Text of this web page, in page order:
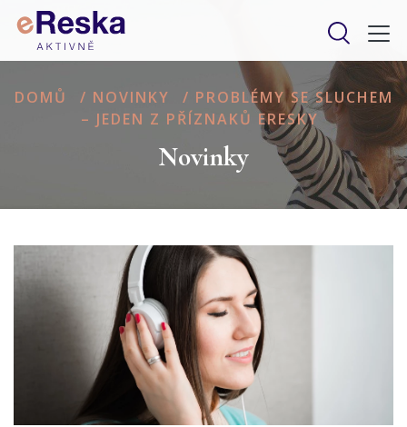
DOMŮ / NOVINKY / PROBLÉMY SE SLUCHEM
– JEDEN Z PŘÍZNAKŮ ERESKY
Novinky